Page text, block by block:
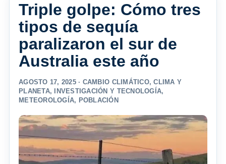
Triple golpe: Cómo tres
tipos de sequía
paralizaron el sur de
Australia este año
AGOSTO 17, 2025 · CAMBIO CLIMÁTICO,CLIMA Y
PLANETA, INVESTIGACIÓN Y TECNOLOGÍA,
METEOROLOGÍA, POBLACIÓN